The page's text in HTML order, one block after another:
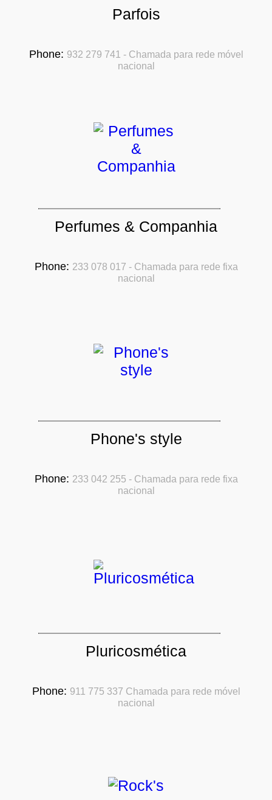
Parfois
Phone: 932 279 741 - Chamada para rede móvel
nacional
Perfumes & Companhia
Phone: 233 078 017 - Chamada para rede fixa
nacional
Phone's style
Phone: 233 042 255 - Chamada para rede fixa
nacional
Pluricosmética
Phone: 911 775 337 Chamada para rede móvel
nacional